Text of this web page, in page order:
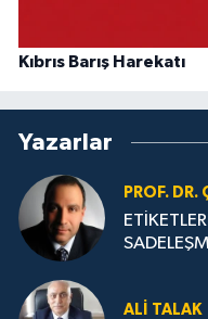
Kıbrıs Barış Harekatı
Yazarlar
PROF. DR.
ALI TALAK